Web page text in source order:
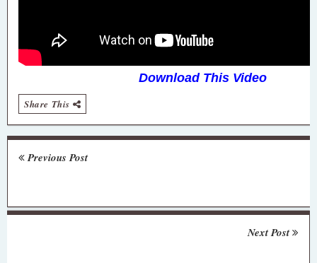
Download This Video
Share This
Previous Post
Next Post